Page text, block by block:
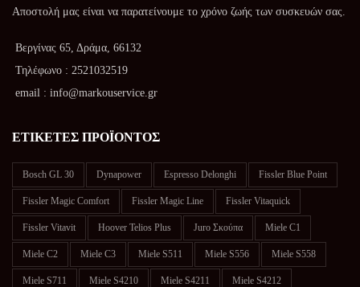
Αποστολή μας είναι να παρατείνουμε το χρόνο ζωής των συσκευών σας.
Βεργίνας 65, Δράμα, 66132
Τηλέφωνο : 2521032519
email : info@markouservice.gr
ΕΤΙΚΈΤΕΣ ΠΡΟΪΌΝΤΟΣ
Bosch GL 30 Dynapower Espresso Delonghi Fissler Blue Point
Fissler Magic Comfort Fissler Magic Line Fissler Vitaquick
Fissler Vitavit Hoover Telios Plus Juro Σκούπα Miele C1
Miele C2 Miele C3 Miele S511 Miele S556 Miele S558
Miele S711 Miele S4210 Miele S4211 Miele S4212